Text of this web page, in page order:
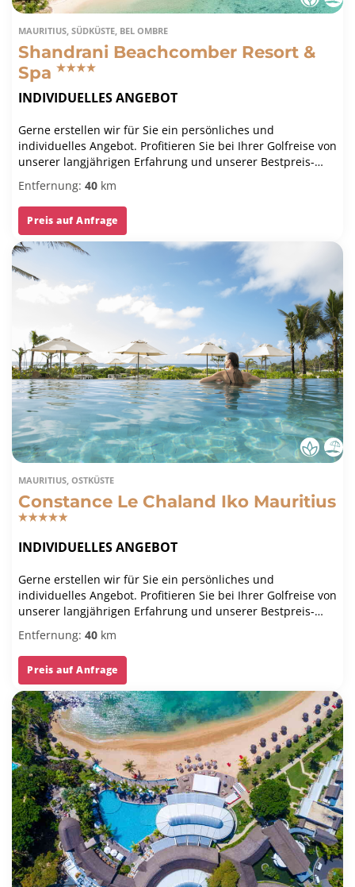
MAURITIUS, SÜDKÜSTE, BEL OMBRE
Shandrani Beachcomber Resort &
Spa
INDIVIDUELLES ANGEBOT
Gerne erstellen wir für Sie ein persönliches und
individuelles Angebot. Profitieren Sie bei Ihrer Golfreise von
unserer langjährigen Erfahrung und unserer Bestpreis-
Garantie.
Entfernung: 40 km
Preis auf Anfrage
MAURITIUS, OSTKÜSTE
Constance Le Chaland Iko Mauritius
INDIVIDUELLES ANGEBOT
Gerne erstellen wir für Sie ein persönliches und
individuelles Angebot. Profitieren Sie bei Ihrer Golfreise von
unserer langjährigen Erfahrung und unserer Bestpreis-
Entfernung: 40 km
Preis auf Anfrage